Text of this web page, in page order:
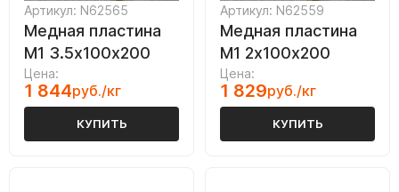
Артикул: N62565
Медная пластина
М1 3.5х100х200
Цена:
1 844руб./кг
КУПИТЬ
Артикул: N62559
Медная пластина
М1 2х100х200
Цена:
1 829руб./кг
КУПИТЬ